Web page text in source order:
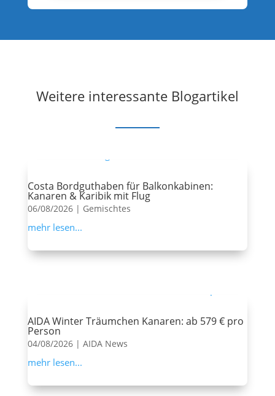
Weitere interessante Blogartikel
Costa Bordguthaben für Balkonkabinen:
Kanaren & Karibik mit Flug
06/08/2026| Gemischtes
mehr lesen...
AIDA Winter Träumchen Kanaren: ab 579 € pro
Person
04/08/2026| AIDA News
mehr lesen...